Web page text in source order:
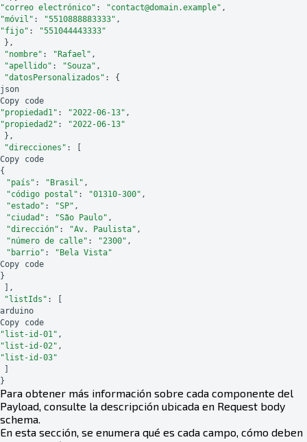
"correo electrónico" : "contact@domain.example" ,
"móvil" : "5510888883333" ,
"fijo" :
"551044443333"
},
"nombre" : "Rafael" ,
"apellido" : "Souza" ,
"datosPersonalizados" :
{
json
Copy
code
"propiedad1" : "2022-06-13" ,
"propiedad2" :
"2022-06-13"
},
"direcciones" :
Copy
code
{
"país" : "Brasil" ,
"código postal" : "01310-300" ,
"estado" : "SP" ,
"ciudad" : "São Paulo" ,
"dirección" : "Av. Paulista" ,
"número de calle" : "2300" ,
"barrio" :
"Bela Vista"
Copy
code
}
],
"listIds" :
arduino
Copy
code
"list-id-01" ,
"list-id-02" ,
"list-id-03"
}
Para obtener más información sobre cada componente del
Payload, consulte la descripción ubicada en Request body
schema.
En esta sección, se enumera qué es cada campo, cómo deben